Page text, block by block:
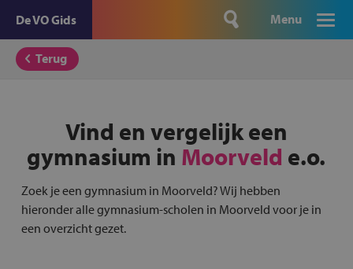
De VO Gids Menu
Terug
Vind en vergelijk een
gymnasium in Moorveld e.o.
Zoek je een gymnasium in Moorveld? Wij hebben
hieronder alle gymnasium-scholen in Moorveld voor je in
een overzicht gezet.